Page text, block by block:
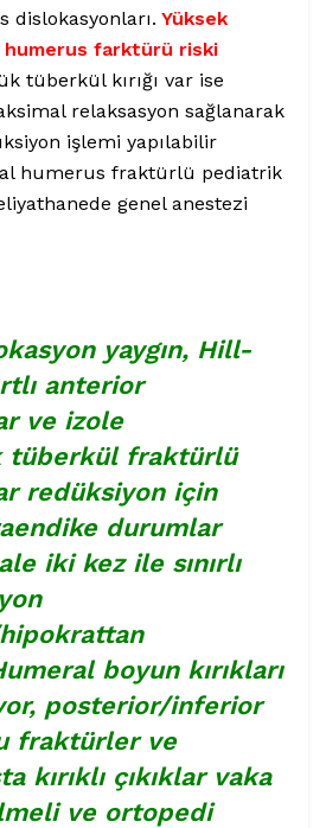
dislokasyonları. Yüksek
humerus farktürü riski
tüberkül kırığı var ise
relaksasyon sağlanarak
işlemi yapılabilir
humerus fraktürlü pediatrik
genel anestezi
yaygın, Hill-
anterior
ve izole
tüberkül fraktürlü
redüksiyon için
durumlar
iki kez ile sınırlı
boyun kırıkları
posterior/inferior
fraktürler ve
kırıklı çıkıklar vaka
ve ortopedi